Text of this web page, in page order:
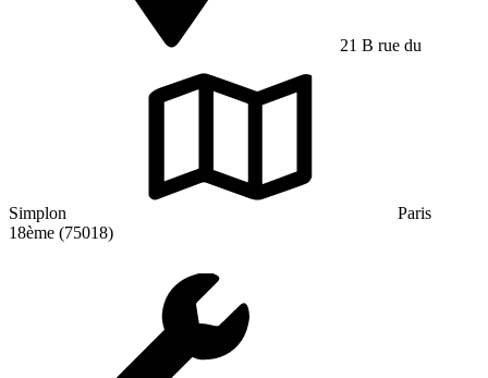
21 B rue du
Simplon
Paris
18ème (75018)